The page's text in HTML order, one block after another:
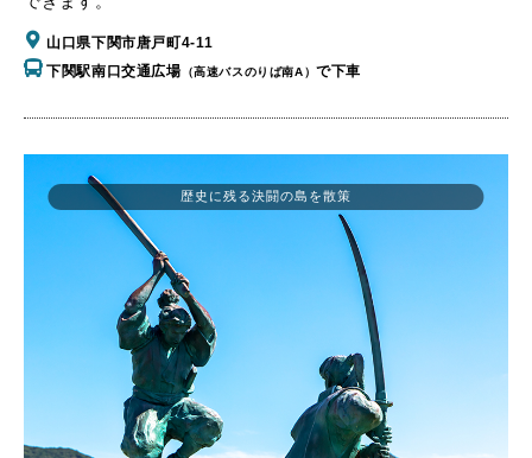
山口県下関市唐戸町4-11
下関駅南口交通広場 （高速バスのりば南A）で下車
歴史に残る決闘の島を散策